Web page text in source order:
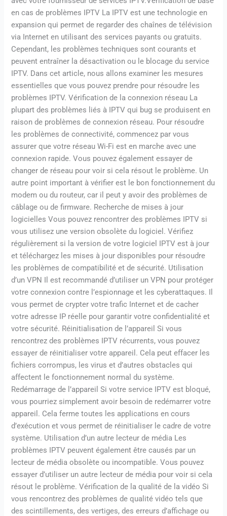
en cas de problèmes IPTV La IPTV est une technologie en
expansion qui permet de regarder des chaînes de télévision
via Internet en utilisant des services payants ou gratuits.
Cependant, les problèmes techniques sont courants et
peuvent entraîner la désactivation ou le blocage du service
IPTV. Dans cet article, nous allons examiner les mesures
essentielles que vous pouvez prendre pour résoudre les
problèmes IPTV. Vérification de la connexion réseau La
plupart des problèmes liés à IPTV qui bug se produisent en
raison de problèmes de connexion réseau. Pour résoudre
les problèmes de connectivité, commencez par vous
assurer que votre réseau Wi-Fi est en marche avec une
connexion rapide. Vous pouvez également essayer de
changer de réseau pour voir si cela résout le problème. Un
autre point important à vérifier est le bon fonctionnement du
modem ou du routeur, car il peut y avoir des problèmes de
câblage ou de firmware. Recherche de mises à jour
logicielles Vous pouvez rencontrer des problèmes IPTV si
vous utilisez une version obsolète du logiciel. Vérifiez
régulièrement si la version de votre logiciel IPTV est à jour
et téléchargez les mises à jour disponibles pour résoudre
les problèmes de compatibilité et de sécurité. Utilisation
d’un VPN Il est recommandé d’utiliser un VPN pour protéger
votre connexion contre l’espionnage et les cyberattaques. Il
vous permet de crypter votre trafic Internet et de cacher
votre adresse IP réelle pour garantir votre confidentialité et
votre sécurité. Réinitialisation de l’appareil Si vous
rencontrez des problèmes IPTV récurrents, vous pouvez
essayer de réinitialiser votre appareil. Cela peut effacer les
fichiers corrompus, les virus et d’autres obstacles qui
affectent le fonctionnement normal du système.
Redémarrage de l’appareil Si votre service IPTV est bloqué,
vous pourriez simplement avoir besoin de redémarrer votre
appareil. Cela ferme toutes les applications en cours
d’exécution et vous permet de réinitialiser le cadre de votre
système. Utilisation d’un autre lecteur de média Les
problèmes IPTV peuvent également être causés par un
lecteur de média obsolète ou incompatible. Vous pouvez
essayer d’utiliser un autre lecteur de média pour voir si cela
résout le problème. Vérification de la qualité de la vidéo Si
vous rencontrez des problèmes de qualité vidéo tels que
des scintillements, des vertiges, des erreurs d’affichage ou